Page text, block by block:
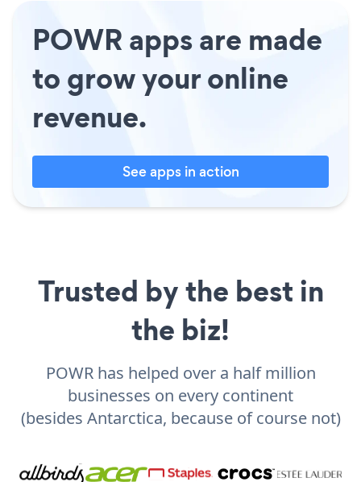
POWR apps are made
to grow your online
revenue.
See apps in action
Trusted by the best in
the biz!
POWR has helped over a half million
businesses on every continent
(besides Antarctica, because of course not)